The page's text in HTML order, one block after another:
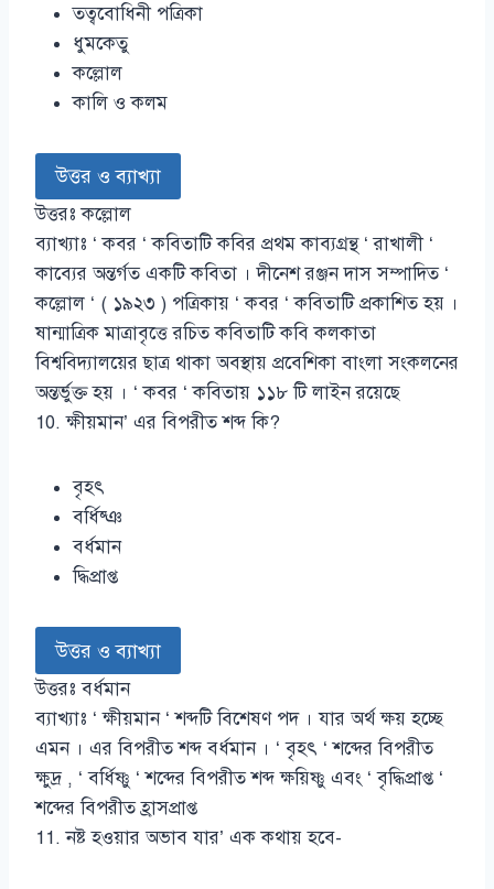
তত্ববোধিনী পত্রিকা
ধুমকেতু
কল্লোল
কালি ও কলম
উত্তর ও ব্যাখ্যা
উত্তরঃ কল্লোল
ব্যাখ্যাঃ ‘ কবর ‘ কবিতাটি কবির প্রথম কাব্যগ্রন্থ ‘ রাখালী ‘
কাব্যের অন্তর্গত একটি কবিতা । দীনেশ রঞ্জন দাস সম্পাদিত ‘
কল্লোল ‘ ( ১৯২৩ ) পত্রিকায় ‘ কবর ‘ কবিতাটি প্রকাশিত হয় ।
ষান্মাত্রিক মাত্রাবৃত্তে রচিত কবিতাটি কবি কলকাতা
বিশ্ববিদ্যালয়ের ছাত্র থাকা অবস্থায় প্রবেশিকা বাংলা সংকলনের
অন্তর্ভুক্ত হয় । ‘ কবর ‘ কবিতায় ১১৮ টি লাইন রয়েছে
10. ক্ষীয়মান’ এর বিপরীত শব্দ কি?
বৃহৎ
বর্ধিষ্ঞ
বর্ধমান
দ্ধিপ্রাপ্ত
উত্তর ও ব্যাখ্যা
উত্তরঃ বর্ধমান
ব্যাখ্যাঃ ‘ ক্ষীয়মান ‘ শব্দটি বিশেষণ পদ । যার অর্থ ক্ষয় হচ্ছে
এমন । এর বিপরীত শব্দ বর্ধমান । ‘ বৃহৎ ‘ শব্দের বিপরীত
ক্ষুদ্র , ‘ বর্ধিষ্ণু ‘ শব্দের বিপরীত শব্দ ক্ষয়িষ্ণু এবং ‘ বৃদ্ধিপ্রাপ্ত ‘
শব্দের বিপরীত হ্রাসপ্রাপ্ত
11. নষ্ট হওয়ার অভাব যার’ এক কথায় হবে-